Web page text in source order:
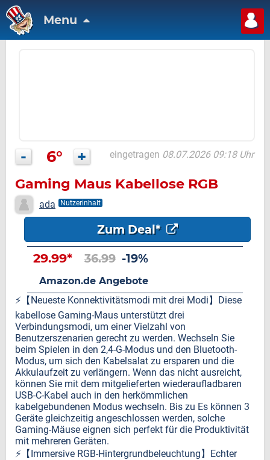
Menu
- 6° + eingetragen 08.07.2026 09:18 Uhr
Gaming Maus Kabellose RGB
ada Nutzerinhalt
Zum Deal*
29.99* 36.99 -19%
Amazon.de Angebote
⚡️【Neueste Konnektivitätsmodi mit drei Modi】Diese
kabellose Gaming-Maus unterstützt drei
Verbindungsmodi, um einer Vielzahl von
Benutzerszenarien gerecht zu werden. Wechseln Sie
beim Spielen in den 2,4-G-Modus und den Bluetooth-
Modus, um sich den Kabelsalat zu ersparen und die
Akkulaufzeit zu verlängern. Wenn das nicht ausreicht,
können Sie mit dem mitgelieferten wiederaufladbaren
USB-C-Kabel auch in den herkömmlichen
kabelgebundenen Modus wechseln. Bis zu Es können 3
Geräte gleichzeitig angeschlossen werden, solche
Gaming-Mäuse eignen sich perfekt für die Produktivität
mit mehreren Geräten.
⚡️【Immersive RGB-Hintergrundbeleuchtung】Echter